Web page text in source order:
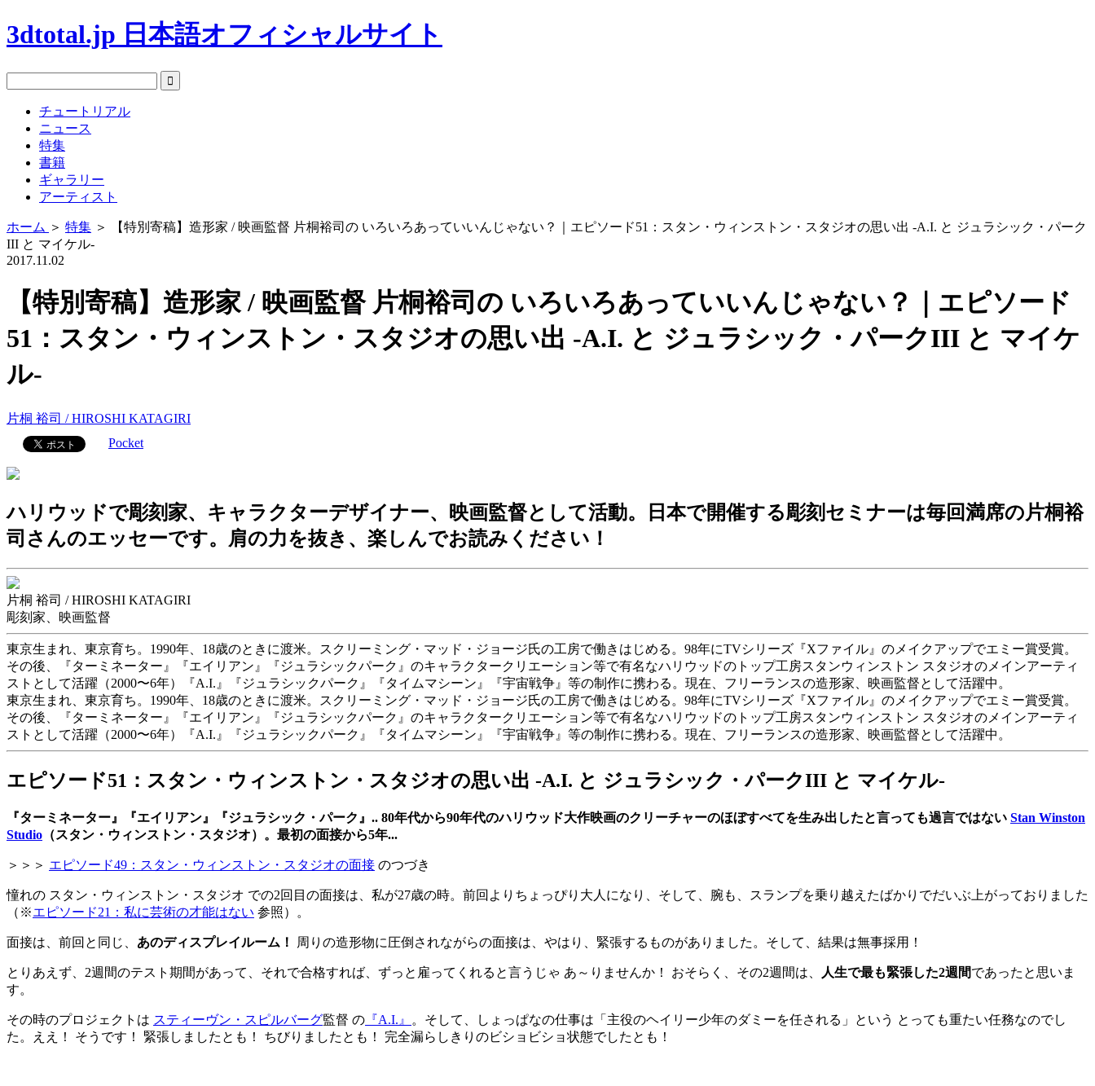
3dtotal.jp 日本語オフィシャルサイト
チュートリアル
ニュース
特集
書籍
ギャラリー
アーティスト
ホーム ＞ 特集 ＞
【特別寄稿】造形家 / 映画監督 片桐裕司の いろいろあっていいんじゃない？｜エピソード51：スタン・ウィンストン・スタジオの思い出 -A.I. と ジュラシック・パーク
III と マイケル-
2017.11.02
【特別寄稿】造形家 / 映画監督 片桐裕司の いろいろあっていいんじゃない？｜エピソード
51：スタン・ウィンストン・スタジオの思い出 -A.I. と ジュラシック・パークIII と マイケ
ル-
片桐 裕司 / HIROSHI KATAGIRI
Pocket
ハリウッドで彫刻家、キャラクターデザイナー、映画監督として活動。日本で開催する彫刻セミナーは毎回満席の片桐裕
司さんのエッセーです。肩の力を抜き、楽しんでお読みください！
片桐 裕司 / HIROSHI KATAGIRI
彫刻家、映画監督
東京生まれ、東京育ち。1990年、18歳のときに渡米。スクリーミング・マッド・ジョージ氏の工房で働きはじめる。98年にTVシリーズ『Xファイル』のメイクアップでエミー賞受賞。
その後、『ターミネーター』『エイリアン』『ジュラシックパーク』のキャラクタークリエーション等で有名なハリウッドのトップ工房スタンウィンストン スタジオのメインアーティ
ストとして活躍（2000〜6年）『A.I.』『ジュラシックパーク』『タイムマシーン』『宇宙戦争』等の制作に携わる。現在、フリーランスの造形家、映画監督として活躍中。
東京生まれ、東京育ち。1990年、18歳のときに渡米。スクリーミング・マッド・ジョージ氏の工房で働きはじめる。98年にTVシリーズ『Xファイル』のメイクアップでエミー賞受賞。
その後、『ターミネーター』『エイリアン』『ジュラシックパーク』のキャラクタークリエーション等で有名なハリウッドのトップ工房スタンウィンストン スタジオのメインアーティ
ストとして活躍（2000〜6年）『A.I.』『ジュラシックパーク』『タイムマシーン』『宇宙戦争』等の制作に携わる。現在、フリーランスの造形家、映画監督として活躍中。
エピソード51：スタン・ウィンストン・スタジオの思い出 -A.I. と ジュラシック・パークIII と マイケル-
『ターミネーター』『エイリアン』『ジュラシック・パーク』.. 80年代から90年代のハリウッド大作映画のクリーチャーのほぼすべてを生み出したと言っても過言ではない Stan Winston
Studio （スタン・ウィンストン・スタジオ）。最初の面接から5年...
＞＞＞ エピソード49：スタン・ウィンストン・スタジオの面接 のつづき
憧れの スタン・ウィンストン・スタジオ での2回目の面接は、私が27歳の時。前回よりちょっぴり大人になり、そして、腕も、スランプを乗り越えたばかりでだいぶ上がっておりました
（※エピソード21：私に芸術の才能はない 参照）。
面接は、前回と同じ、 あのディスプレイルーム！ 周りの造形物に圧倒されながらの面接は、やはり、緊張するものがありました。そして、結果は無事採用！
とりあえず、2週間のテスト期間があって、それで合格すれば、ずっと雇ってくれると言うじゃ あ～りませんか！ おそらく、その2週間は、 人生で最も緊張した2週間であったと思いま
す。
その時のプロジェクトは スティーヴン・スピルバーグ監督 の 『A.I.』
。そして、しょっぱなの仕事は「主役のヘイリー少年のダミーを任される」という とっても重たい任務なのでし
た。ええ！ そうです！ 緊張しましたとも！ ちびりましたとも！ 完全漏らしきりのビショビショ状態でしたとも！